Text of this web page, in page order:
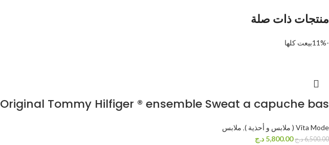
منتجات ذات صلة
-11% بيعت كلها
Original Tommy Hilfiger ® ensemble Sweat a capuche bas
Vita Mode ( ملابس و أحذية ) , ملابس
6,500.00د.ج 5,800.00 د.ج